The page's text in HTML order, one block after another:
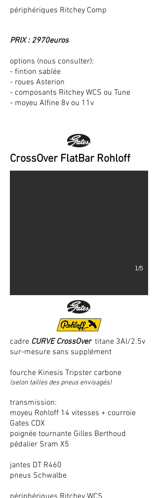
périphériques Ritchey Comp
PRIX : 2970euros
options (nous consulter):
- fintion sablée
- roues Asterion
- composants Ritchey WCS ou Tune
- moyeu Alfine 8v ou 11v
CrossOver FlatBar Rohloff
Curve CrossOver Flat bar
1/5
cadre CURVE CrossOver titane 3Al/2.5v
sur-mesure sans supplément
fourche Kinesis Tripster carbone
(selon tailles des pneus envisagés)
transmission:
moyeu Rohloff 14 vitesses + courroie
Gates CDX
poignée tournante Gilles Berthoud
pédalier Sram X5
jantes DT R460
pneus Schwalbe